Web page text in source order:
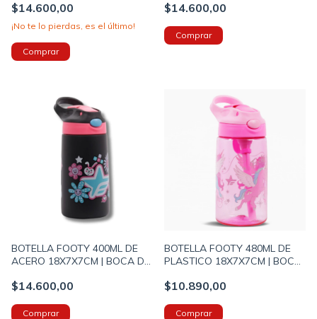
PELOTA AZUL (BOTERM174B)
$14.600,00
¡No te lo pierdas, es el último!
PELOTA ROJA (BOTERM174A)
$14.600,00
BOTELLA FOOTY 400ML DE
ACERO 18X7X7CM | BOCA DE
ESTAMPADA NEGRO
$14.600,00
BOTELLA FOOTY 480ML DE
PLASTICO 18X7X7CM | BOCA
AGARRE | UNICORNIO ROSA
$10.890,00